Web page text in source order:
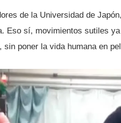
de la Universidad de
Eso sí­, movimientos sutiles
poner la vida humana en